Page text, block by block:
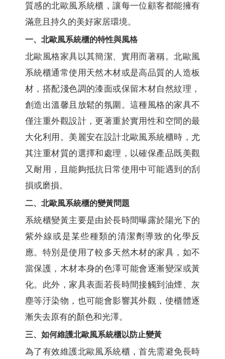
質感的北歐風系統櫃，讓每一位顧客都能擁有
滿意且持久的美好家居環境。
一、北歐風系統櫃的特性與風格
北歐風格家具以其簡潔、實用而著稱。北歐風
系統櫃通常使用天然木材或是高品質的人造板
材，搭配淺色調的漆面或保留木材自然紋理，
創造出溫馨且放鬆的氛圍。這種風格的家具不
僅注重外觀設計，更著重於實用性和空間的最
大化利用。美麗安在設計北歐風系統櫃時，尤
其注重材質的選擇和處理，以確保產品既美觀
又耐用，且能夠抵抗日常使用中可能遇到的刮
損或磨損。
二、北歐風系統櫃的變黃問題
系統櫃變黃主要是由於長時間曝露於陽光下的
紫外線或是某些種類的清潔劑導致的化學反
應。特別是使用了較多天然木材的家具，如不
當保護，木材本身的色澤可能會逐漸變深或黃
化。此外，家具表面若長時間接觸到油煙、灰
塵等汙染物，也可能會影響其外觀，使櫃體逐
漸失去原有的顏色和光澤。
三、如何維護北歐風系統櫃以防止變黃
為了有效維護北歐風系統櫃，首先需避免長時